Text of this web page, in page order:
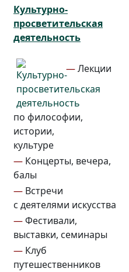
Культурно-
просветительская
деятельность
—Лекции
по философии,
истории,
культуре
— Концерты, вечера,
балы
— Встречи
с деятелями искусства
—Фестивали,
выставки, семинары
— Клуб
путешественников